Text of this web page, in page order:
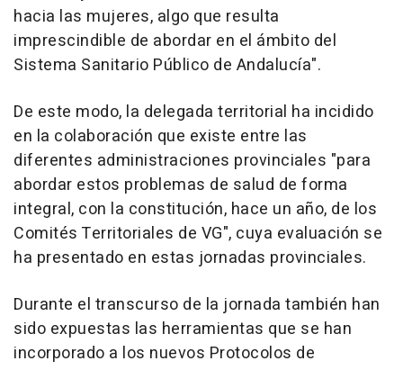
hacia las mujeres, algo que resulta
imprescindible de abordar en el ámbito del
Sistema Sanitario Público de Andalucía".
De este modo, la delegada territorial ha incidido
en la colaboración que existe entre las
diferentes administraciones provinciales "para
abordar estos problemas de salud de forma
integral, con la constitución, hace un año, de los
Comités Territoriales de VG", cuya evaluación se
ha presentado en estas jornadas provinciales.
Durante el transcurso de la jornada también han
sido expuestas las herramientas que se han
incorporado a los nuevos Protocolos de